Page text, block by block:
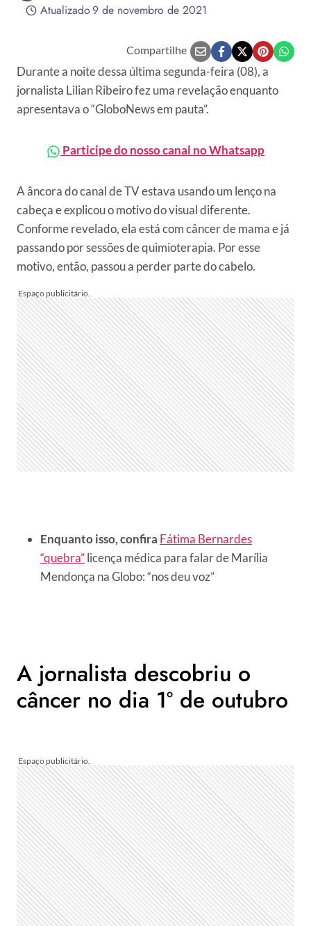
Atualizado9 de novembro de 2021
Compartilhe
Durante a noite dessa última segunda-feira (08), a
jornalista Lilian Ribeiro fez uma revelação enquanto
apresentava o “GloboNews em pauta”.
Participe do nosso canal no Whatsapp
A âncora do canal de TV estava usando um lenço na
cabeça e explicou o motivo do visual diferente.
Conforme revelado, ela está com câncer de mama e já
passando por sessões de quimioterapia. Por esse
motivo, então, passou a perder parte do cabelo.
Enquanto isso, confira Fátima Bernardes
“quebra”licença médica para falar de Marília
Mendonça na Globo: “nos deu voz”
A jornalista descobriu o
câncer no dia 1º de outubro